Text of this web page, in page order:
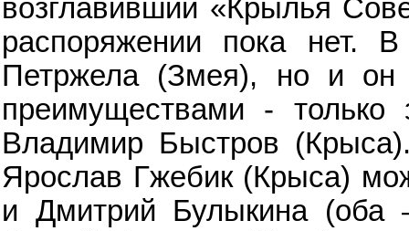
возглавивший «Крылья
распоряжении пока нет.
Петржела (Змея), но и он
преимуществами -
Владимир Быстров
Ярослав Гжебик (Крыса)
и Дмитрий Булыкина (оба